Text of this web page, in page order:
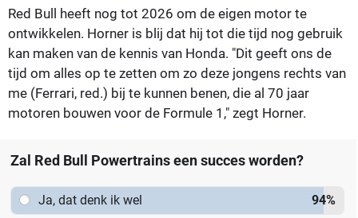
Red Bull heeft nog tot 2026 om de eigen motor te
ontwikkelen. Horner is blij dat hij tot die tijd nog gebruik
kan maken van de kennis van Honda. "Dit geeft ons de
tijd om alles op te zetten om zo deze jongens rechts van
me (Ferrari, red.) bij te kunnen benen, die al 70 jaar
motoren bouwen voor de Formule 1," zegt Horner.
Zal Red Bull Powertrains een succes worden?
Ja, dat denk ik wel 94%